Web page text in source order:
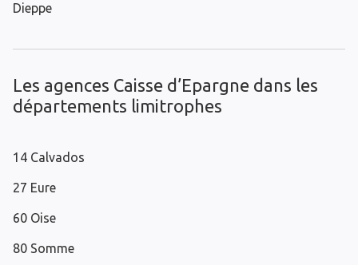
Dieppe
Les agences Caisse d’Epargne dans les
départements limitrophes
14 Calvados
27 Eure
60 Oise
80 Somme